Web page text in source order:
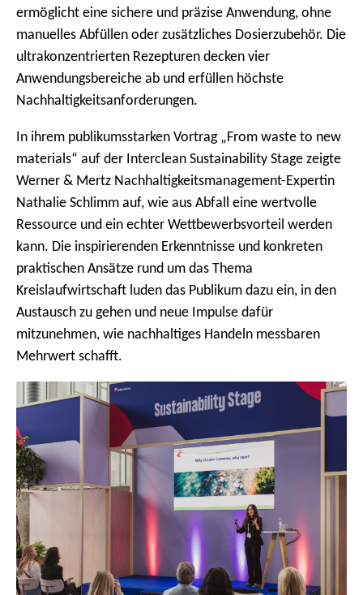
ermöglicht eine sichere und präzise Anwendung, ohne
manuelles Abfüllen oder zusätzliches Dosierzubehör. Die
ultrakonzentrierten Rezepturen decken vier
Anwendungsbereiche ab und erfüllen höchste
Nachhaltigkeitsanforderungen.
In ihrem publikumsstarken Vortrag „From waste to new
materials“ auf der Interclean Sustainability Stage zeigte
Werner & Mertz Nachhaltigkeitsmanagement-Expertin
Nathalie Schlimm auf, wie aus Abfall eine wertvolle
Ressource und ein echter Wettbewerbsvorteil werden
kann. Die inspirierenden Erkenntnisse und konkreten
praktischen Ansätze rund um das Thema
Kreislaufwirtschaft luden das Publikum dazu ein, in den
Austausch zu gehen und neue Impulse dafür
mitzunehmen, wie nachhaltiges Handeln messbaren
Mehrwert schafft.